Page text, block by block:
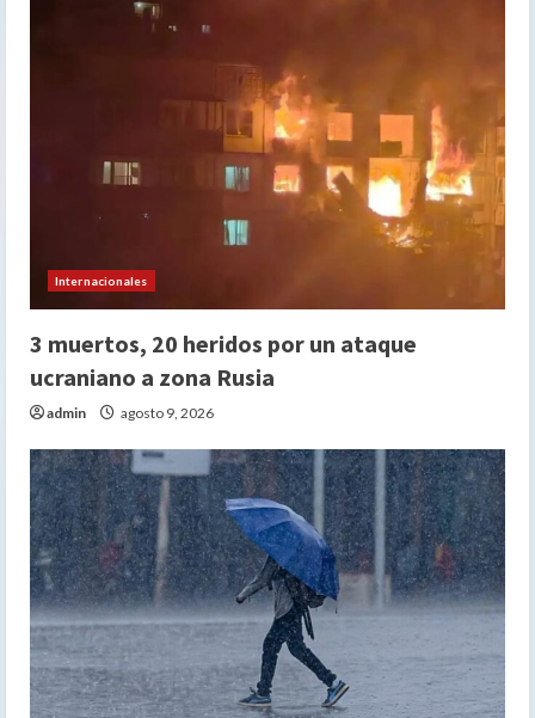
Internacionales
3 muertos, 20 heridos por un ataque
ucraniano a zona Rusia
admin agosto 9, 2026